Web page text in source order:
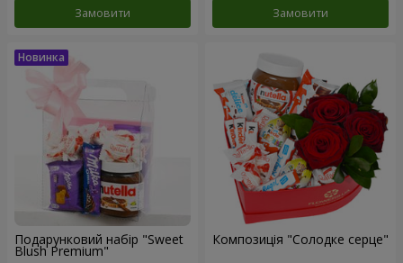
Замовити Замовити
Подарунковий набір "Sweet
Blush Premium"
Композиція "Солодке серце"